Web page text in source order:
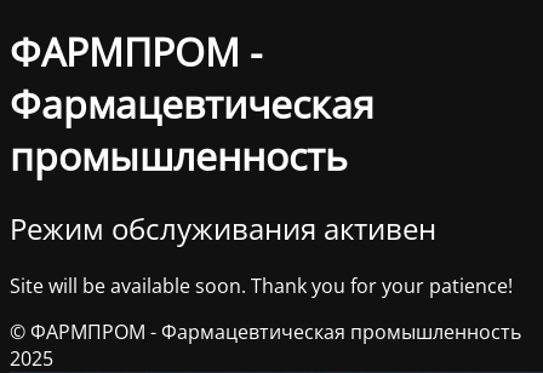
ФАРМПРОМ -
Фармацевтическая
промышленность
Режим обслуживания активен
Site will be available soon. Thank you for your patience!
© ФАРМПРОМ - Фармацевтическая промышленность
2025